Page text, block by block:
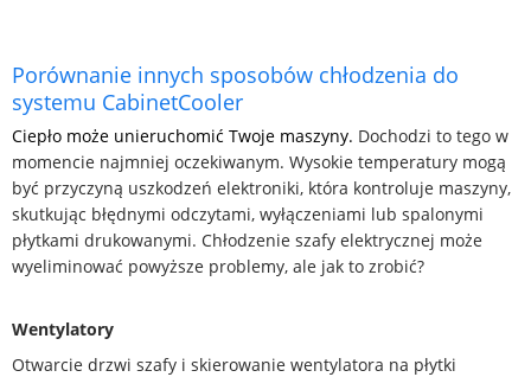
Porównanie innych sposobów chłodzenia do
systemu CabinetCooler
Ciepło może unieruchomić Twoje maszyny. Dochodzi to tego w
momencie najmniej oczekiwanym. Wysokie temperatury mogą
być przyczyną uszkodzeń elektroniki, która kontroluje maszyny,
skutkując błędnymi odczytami, wyłączeniami lub spalonymi
płytkami drukowanymi. Chłodzenie szafy elektrycznej może
wyeliminować powyższe problemy, ale jak to zrobić?
Wentylatory
Otwarcie drzwi szafy i skierowanie wentylatora na płytki